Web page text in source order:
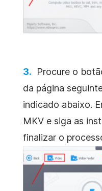
Procure o
da página
indicado abaixo.
MKV e siga as
finalizar o